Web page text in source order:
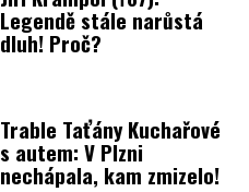
Legendě stále narůstá
dluh! Proč?
Trable Taťány Kuchařové
s autem: V Plzni
nechápala, kam zmizelo!